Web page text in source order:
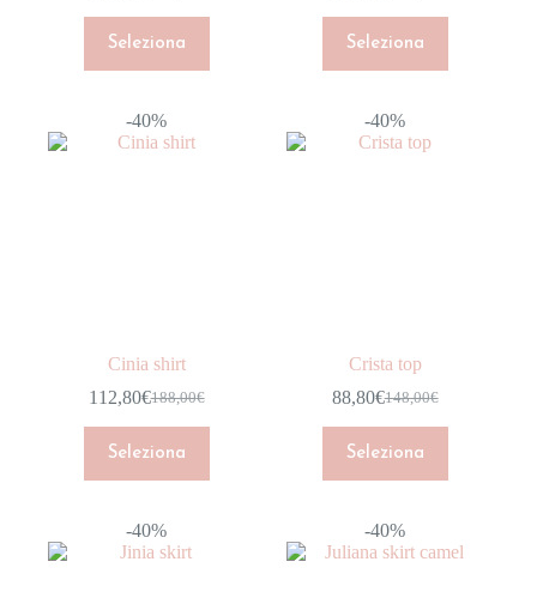
Seleziona Seleziona
-40%
Cinia shirt
188,00€
112,80€
Seleziona
-40%
Crista top
148,00€
88,80€
Seleziona
-40% -40%